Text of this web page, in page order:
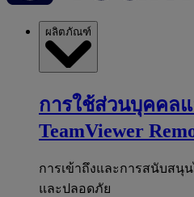
ผลิตภัณฑ์
การใช้ส่วนบุคคลแ
TeamViewer
การเข้าถึงและการสนับสนุ
และปลอดภัย